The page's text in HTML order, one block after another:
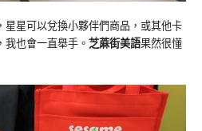
星可以兌換小夥伴們商品，或其他卡
也會一直舉手。 芝蔴街美語果然很懂